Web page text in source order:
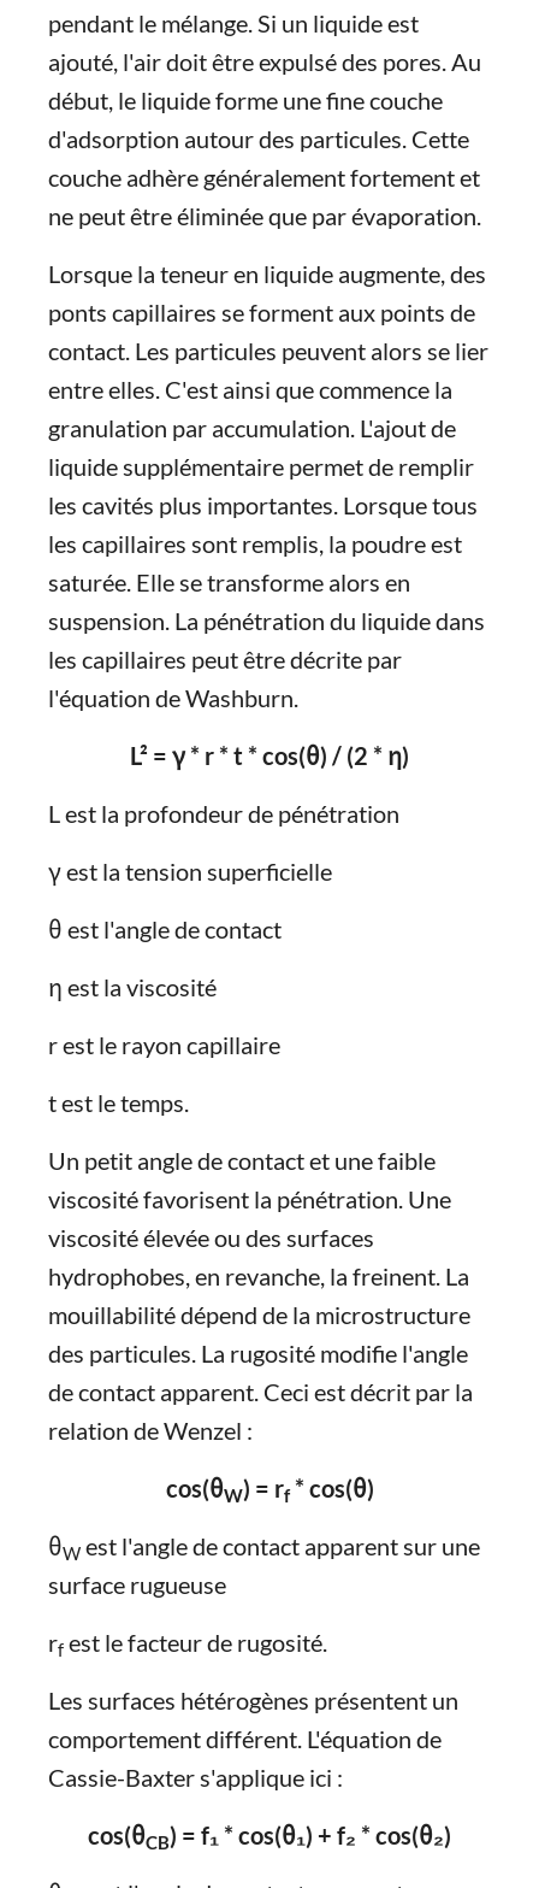
pendant le mélange. Si un liquide est
ajouté, l'air doit être expulsé des pores. Au
début, le liquide forme une fine couche
d'adsorption autour des particules. Cette
couche adhère généralement fortement et
ne peut être éliminée que par évaporation.
Lorsque la teneur en liquide augmente, des
ponts capillaires se forment aux points de
contact. Les particules peuvent alors se lier
entre elles. C'est ainsi que commence la
granulation par accumulation. L'ajout de
liquide supplémentaire permet de remplir
les cavités plus importantes. Lorsque tous
les capillaires sont remplis, la poudre est
saturée. Elle se transforme alors en
suspension. La pénétration du liquide dans
les capillaires peut être décrite par
l'équation de Washburn.
L² = γ * r * t * cos(θ) / (2 * η)
L est la profondeur de pénétration
γ est la tension superficielle
θ est l'angle de contact
η est la viscosité
r est le rayon capillaire
t est le temps.
Un petit angle de contact et une faible
viscosité favorisent la pénétration. Une
viscosité élevée ou des surfaces
hydrophobes, en revanche, la freinent. La
mouillabilité dépend de la microstructure
des particules. La rugosité modifie l'angle
de contact apparent. Ceci est décrit par la
relation de Wenzel :
cos(θW) = rf* cos(θ)
θW est l'angle de contact apparent sur une
surface rugueuse
rf est le facteur de rugosité.
Les surfaces hétérogènes présentent un
comportement différent. L'équation de
Cassie-Baxter s'applique ici :
cos(θCB) = f₁ * cos(θ₁) + f₂ * cos(θ₂)